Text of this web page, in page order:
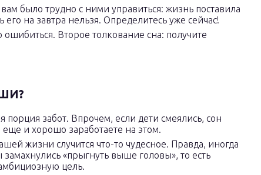
было трудно с ними управиться: жизнь поставила
на завтра нельзя. Определитесь уже сейчас!
Второе толкование сна: получите
порция забот. Впрочем, если дети смеялись, сон
и хорошо заработаете на этом.
жизни случится что-то чудесное. Правда, иногда
«прыгнуть выше головы», то есть
цель.